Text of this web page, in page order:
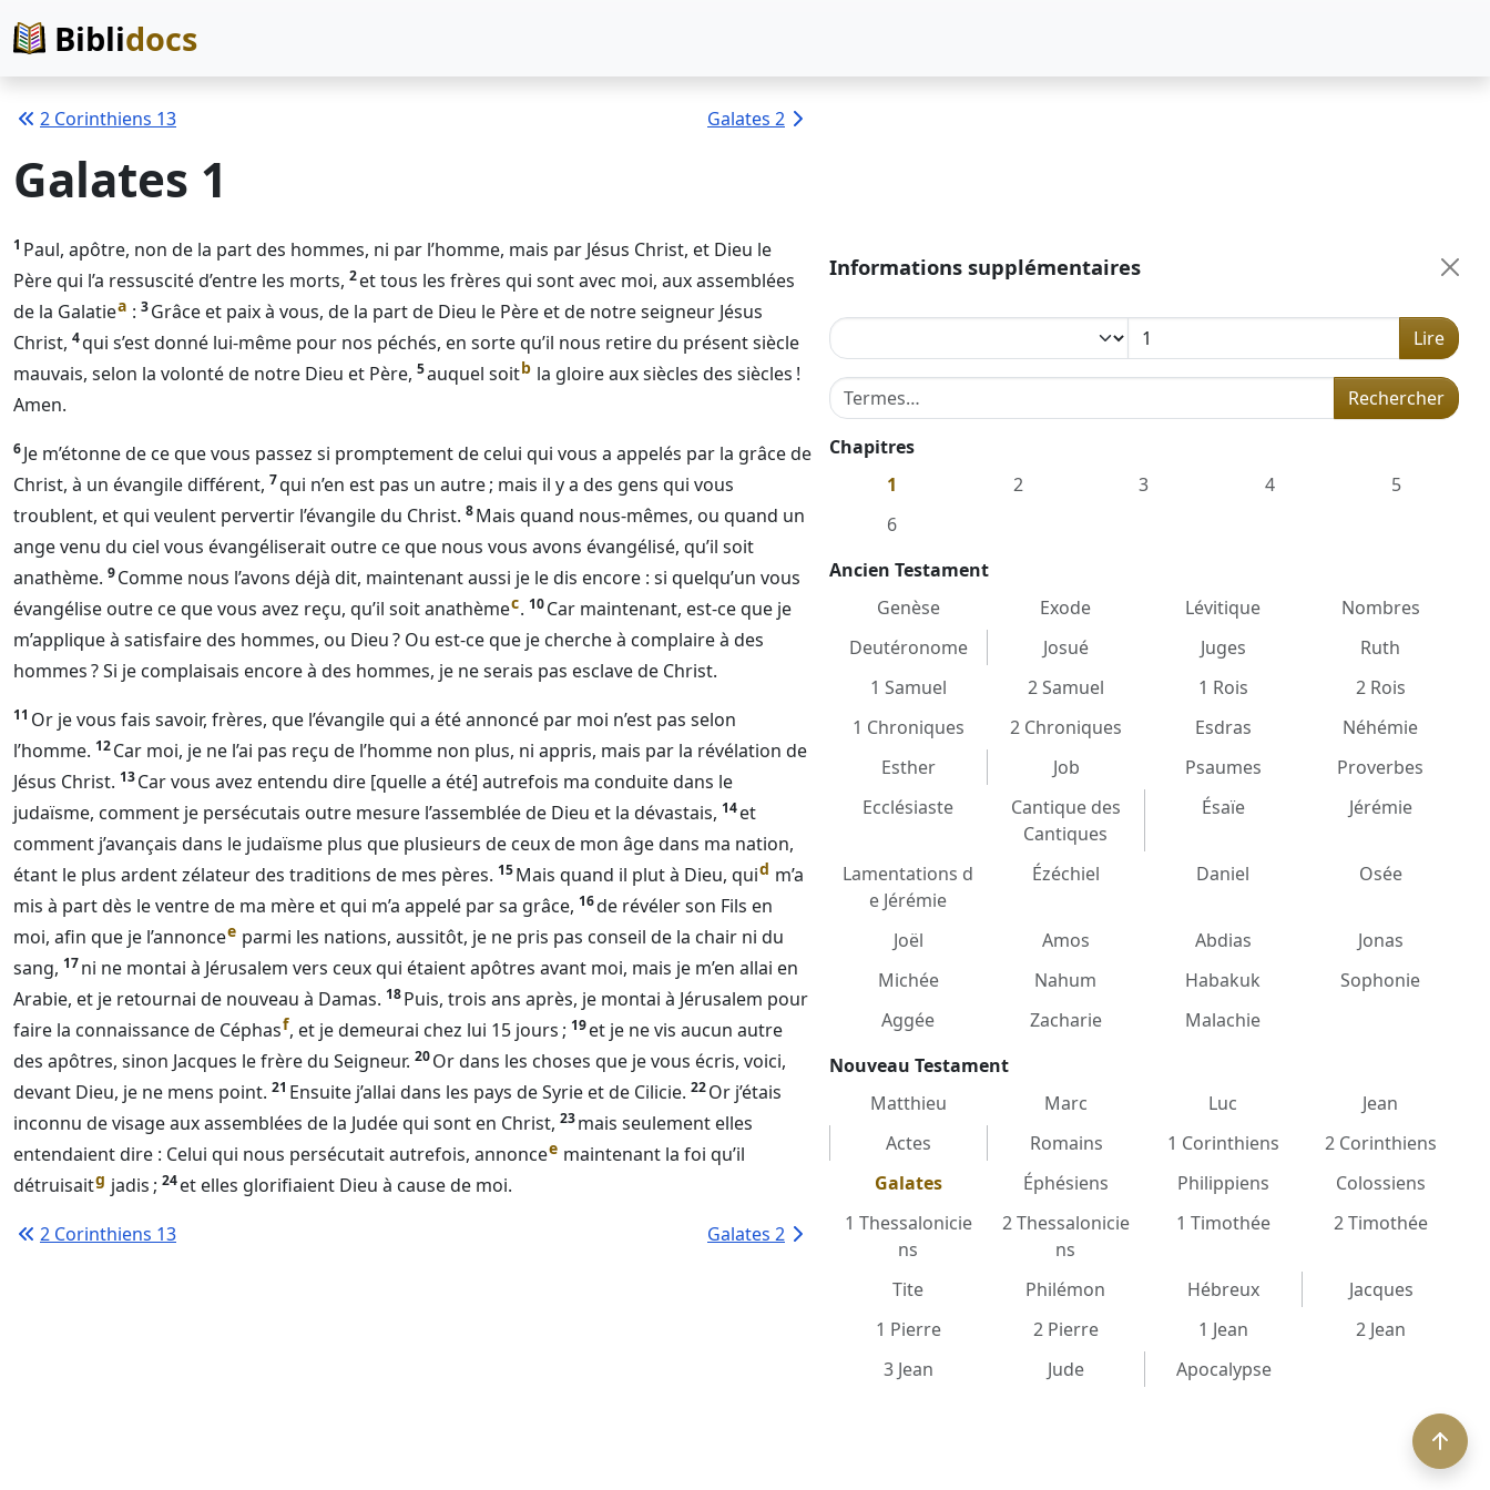
Biblidocs
2 Corinthiens 13 Galates 2
Galates 1
1 Paul, apôtre, non de la part des hommes, ni par l’homme, mais par Jésus Christ, et Dieu le
Père qui l’a ressuscité d’entre les morts, 2et tous les frères qui sont avec moi, aux assemblées
de la Galatiea : 3Grâce et paix à vous, de la part de Dieu le Père et de notre seigneur Jésus
Christ, 4qui s’est donné lui-même pour nos péchés, en sorte qu’il nous retire du présent siècle
mauvais, selon la volonté de notre Dieu et Père, 5auquel soitb la gloire aux siècles des siècles !
Amen.
6Je m’étonne de ce que vous passez si promptement de celui qui vous a appelés par la grâce de
Christ, à un évangile différent, 7qui n’en est pas un autre ; mais il y a des gens qui vous
troublent, et qui veulent pervertir l’évangile du Christ. 8Mais quand nous-mêmes, ou quand un
ange venu du ciel vous évangéliserait outre ce que nous vous avons évangélisé, qu’il soit
anathème. 9Comme nous l’avons déjà dit, maintenant aussi je le dis encore : si quelqu’un vous
évangélise outre ce que vous avez reçu, qu’il soit anathèmec. 10Car maintenant, est-ce que je
m’applique à satisfaire des hommes, ou Dieu? Ou est-ce que je cherche à complaire à des
hommes ? Si je complaisais encore à des hommes, je ne serais pas esclave de Christ.
11 Or je vous fais savoir, frères, que l’évangile qui a été annoncé par moi n’est pas selon
l’homme. 12Car moi, je ne l’ai pas reçu de l’homme non plus, ni appris, mais par la révélation de
Jésus Christ. 13Car vous avez entendu dire [quelle a été] autrefois ma conduite dans le
judaïsme, comment je persécutais outre mesure l’assemblée de Dieu et la dévastais, 14et
comment j’avançais dans le judaïsme plus que plusieurs de ceux de mon âge dans ma nation,
étant le plus ardent zélateur des traditions de mes pères. 15Mais quand il plut à Dieu, quid m’a
mis à part dès le ventre de ma mère et qui m’a appelé par sa grâce, 16de révéler son Fils en
moi, afin que je l’annoncee parmi les nations, aussitôt, je ne pris pas conseil de la chair ni du
sang, 17ni ne montai à Jérusalem vers ceux qui étaient apôtres avant moi, mais je m’en allai en
Arabie, et je retournai de nouveau à Damas. 18Puis, trois ans après, je montai à Jérusalem pour
faire la connaissance de Céphasf, et je demeurai chez lui 15 jours ; 19et je ne vis aucun autre
des apôtres, sinon Jacques le frère du Seigneur. 20Or dans les choses que je vous écris, voici,
devant Dieu, je ne mens point. 21 Ensuite j’allai dans les pays de Syrie et de Cilicie. 22Or j’étais
inconnu de visage aux assemblées de la Judée qui sont en Christ, 23mais seulement elles
entendaient dire : Celui qui nous persécutait autrefois, annoncee maintenant la foi qu’il
détruisaitg jadis ; 24et elles glorifiaient Dieu à cause de moi.
2 Corinthiens 13
Galates 2
Informations supplémentaires
Lire
Terme de recherche dans la concordance
Rechercher
Chapitres
1
2 3 4
5
6
Ancien Testament
Genèse
Exode Lévitique
Nombres
Deutéronome
Josué Juges
Ruth
1 Samuel
2 Samuel 1 Rois
2 Rois
1 Chroniques
2 Chroniques Esdras
Néhémie
Esther
Job Psaumes
Proverbes
Ecclésiaste
Cantique des
Cantiques
Ésaïe Jérémie
Lamentations d
e Jérémie
Ézéchiel Daniel Osée
Joël Amos Abdias
Jonas
Michée
Nahum Habakuk
Sophonie
Aggée
Zacharie
Malachie
Nouveau Testament
Matthieu
Marc Luc
Jean
Actes
Romains 1 Corinthiens
2 Corinthiens
Galates
Éphésiens Philippiens
Colossiens
1 Thessalonicie
ns
2 Thessalonicie
ns
1 Timothée 2 Timothée
Tite Philémon Hébreux
Jacques
1 Pierre
2 Pierre 1 Jean
2 Jean
3 Jean
Jude Apocalypse